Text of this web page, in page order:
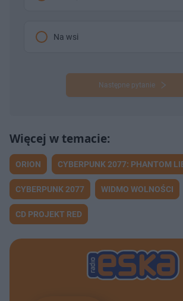
Na wsi
Następne pytanie
ORION CYBERPUNK 2077: PHANTOM
CYBERPUNK 2077 WIDMO WOLNOŚCI
CD PROJEKT RED